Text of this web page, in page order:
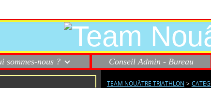
sommes-nous ? Conseil Admin - Bureau
TEAM NOUÂTRE TRIATHLON >